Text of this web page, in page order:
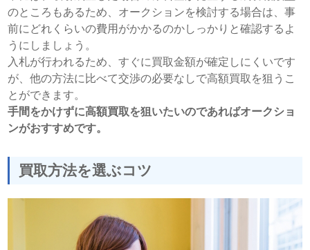
のところもあるため、オークションを検討する場合は、事
前にどれくらいの費用がかかるのかしっかりと確認するよ
うにしましょう。
入札が行われるため、すぐに買取金額が確定しにくいです
が、他の方法に比べて交渉の必要なしで高額買取を狙うこ
とができます。
手間をかけずに高額買取を狙いたいのであればオークショ
ンがおすすめです。
買取方法を選ぶコツ